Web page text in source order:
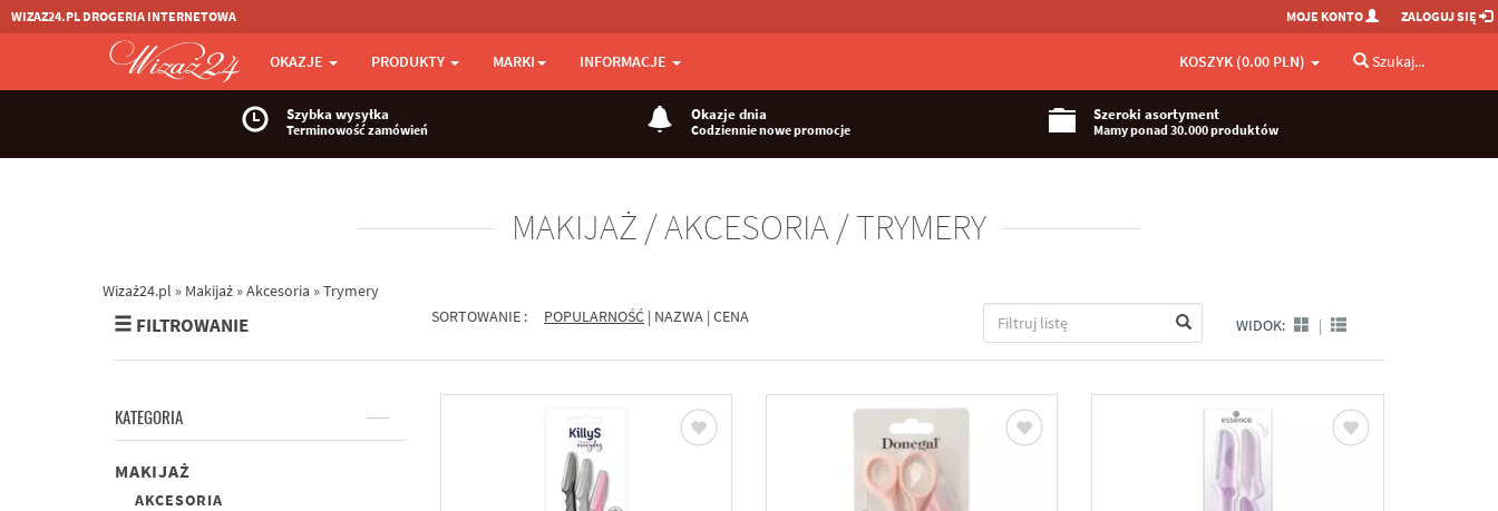
WIZAZ24.PL DROGERIA INTERNETOWA MOJE KONTO ZALOGUJ SIĘ
OKAZJE PRODUKTY MARKI INFORMACJE KOSZYK (0.00 PLN) Szukaj...
Szybka wysyłka
Terminowość zamówień
Okazje dnia
Codziennie nowe promocje
Szeroki asortyment
Mamy ponad 30.000 produktów
MAKIJAŻ / AKCESORIA / TRYMERY
Wizaż24.pl » Makijaż »Akcesoria »Trymery
FILTROWANIE SORTOWANIE : POPULARNOŚĆ | NAZWA | CENA WIDOK: |
KATEGORIA
MAKIJAŻ
AKCESORIA